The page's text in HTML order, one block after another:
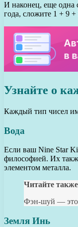
И наконец, еще одна
года, сложите 1 + 9
Узнайте о
Каждый тип чисел
Вода
Если ваш Nine Star
философией. Их
элементом металла.
Читайте
Фэн-шуй — это
Земля Инь